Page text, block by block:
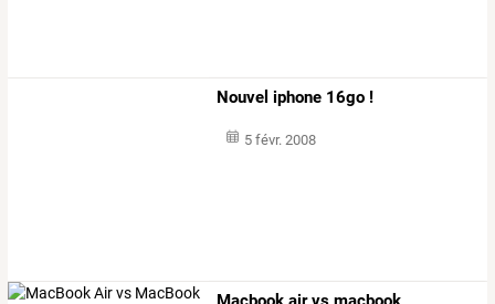
Nouvel iphone 16go !
5 févr. 2008